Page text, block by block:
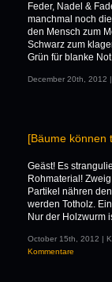
Feder, Nadel &
manchmal noch
den Mensch zum
Schwarz zum
Grün für blanke
December 20th, 2012
[Bäume können
Geäst! Es
Rohmaterial!
Partikel nähren
werden Totholz.
Nur der Holzwurm
October 15th, 2012 |
Kommentare